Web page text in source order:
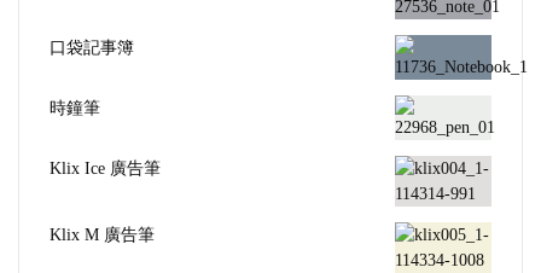
口袋記事簿
時鐘筆
Klix Ice 廣告筆
Klix M 廣告筆